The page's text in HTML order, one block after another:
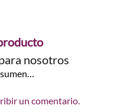
nosotros
un comentario.